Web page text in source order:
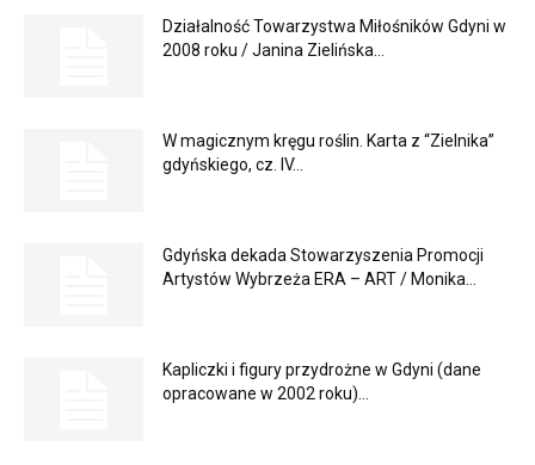
Działalność Towarzystwa Miłośników Gdyni w
2008 roku / Janina Zielińska...
W magicznym kręgu roślin. Karta z “Zielnika”
gdyńskiego, cz. IV...
Gdyńska dekada Stowarzyszenia Promocji
Artystów Wybrzeża ERA – ART / Monika...
Kapliczki i figury przydrożne w Gdyni (dane
opracowane w 2002 roku)...